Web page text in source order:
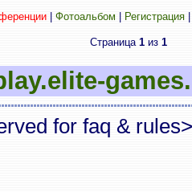
| Фотоальбом Регистрация
Страница 1из 1
for faq & rules>